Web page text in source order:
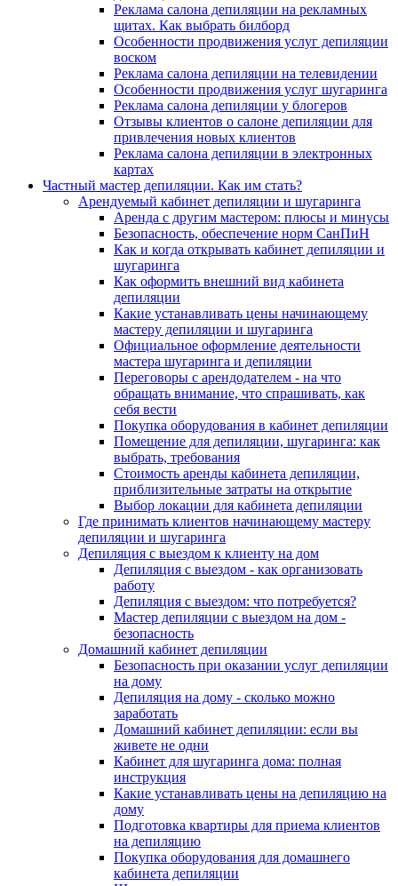
Реклама салона депиляции на рекламных
щитах. Как выбрать билборд
Особенности продвижения услуг депиляции
воском
Реклама салона депиляции на телевидении
Особенности продвижения услуг шугаринга
Реклама салона депиляции у блогеров
Отзывы клиентов о салоне депиляции для
привлечения новых клиентов
Реклама салона депиляции в электронных
картах
Частный мастер депиляции. Как им стать?
Арендуемый кабинет депиляции и шугаринга
Аренда с другим мастером: плюсы и минусы
Безопасность, обеспечение норм СанПиН
Как и когда открывать кабинет депиляции и
шугаринга
Как оформить внешний вид кабинета
депиляции
Какие устанавливать цены начинающему
мастеру депиляции и шугаринга
Официальное оформление деятельности
мастера шугаринга и депиляции
Переговоры с арендодателем - на что
обращать внимание, что спрашивать, как
себя вести
Покупка оборудования в кабинет депиляции
Помещение для депиляции, шугаринга: как
выбрать, требования
Стоимость аренды кабинета депиляции,
приблизительные затраты на открытие
Выбор локации для кабинета депиляции
Где принимать клиентов начинающему мастеру
депиляции и шугаринга
Депиляция с выездом к клиенту на дом
Депиляция с выездом - как организовать
работу
Депиляция с выездом: что потребуется?
Мастер депиляции с выездом на дом -
безопасность
Домашний кабинет депиляции
Безопасность при оказании услуг депиляции
на дому
Депиляция на дому - сколько можно
заработать
Домашний кабинет депиляции: если вы
живете не одни
Кабинет для шугаринга дома: полная
инструкция
Какие устанавливать цены на депиляцию на
дому
Подготовка квартиры для приема клиентов
на депиляцию
Покупка оборудования для домашнего
кабинета депиляции